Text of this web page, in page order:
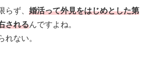
らず、 婚活って外見をはじめとした第
されるんですよね。
れない。